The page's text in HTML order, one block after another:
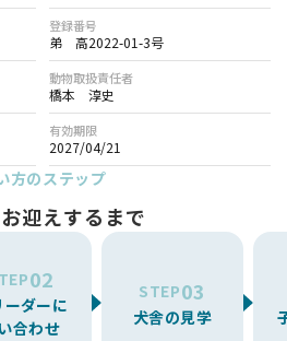
登録番号
弟 高2022-01-3号
動物取扱責任者
橋本 淳史
有効期限
2027/04/21
方のステップ
迎えするまで
02
ーダーに
合わせ
STEP03
犬舎の見学